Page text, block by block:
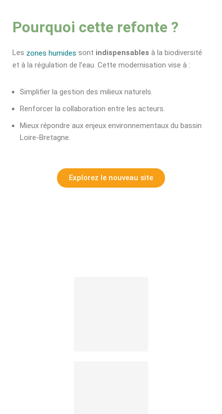
Pourquoi cette refonte ?
Les zones humides sont indispensables à la biodiversité
et à la régulation de l’eau. Cette modernisation vise à :
Simplifier la gestion des milieux naturels.
Renforcer la collaboration entre les acteurs.
Mieux répondre aux enjeux environnementaux du bassin
Loire-Bretagne.
Explorez le nouveau site